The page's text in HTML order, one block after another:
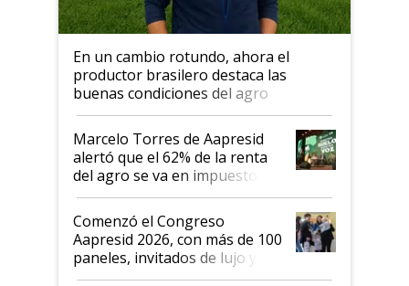
En un cambio rotundo, ahora el
productor brasilero destaca las
buenas condiciones del agro
argentino para invertir: "Los veo
más motivados"
Marcelo Torres de Aapresid
alertó que el 62% de la renta
del agro se va en impuestos:
"No es bueno que en
Argentina se sigan discutiendo
las mismas cosas de hace 50
años"
Comenzó el Congreso
Aapresid 2026, con más de 100
paneles, invitados de lujo y
todas las tendencias